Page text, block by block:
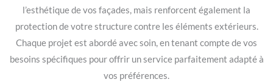
l’esthétique de vos façades, mais renforcent également la
protection de votre structure contre les éléments extérieurs.
Chaque projet est abordé avec soin, en tenant compte de vos
besoins spécifiques pour offrir un service parfaitement adapté à
vos préférences.